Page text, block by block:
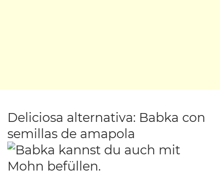
Deliciosa alternativa: Babka con
semillas de amapola